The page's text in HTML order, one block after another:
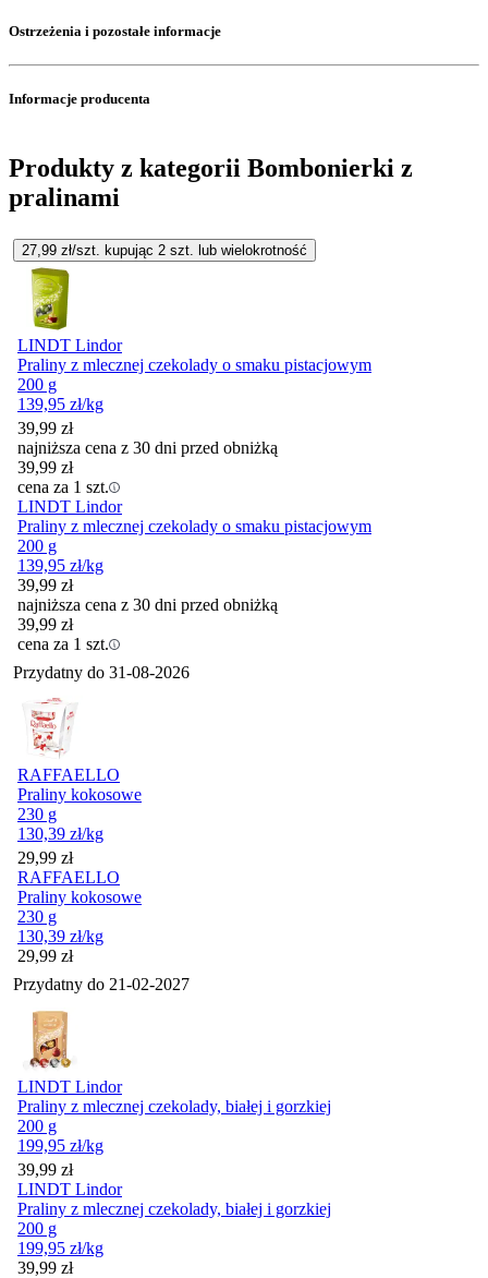
Ostrzeżenia i pozostałe informacje
Informacje producenta
Produkty z kategorii Bombonierki z
pralinami
27,99 zł/szt. kupując 2 szt. lub wielokrotność
LINDT Lindor
Praliny z mlecznej czekolady o smaku pistacjowym
200 g
139,95 zł/kg
39,99 zł
najniższa cena z 30 dni przed obniżką
39,99 zł
cena za 1 szt.
LINDT Lindor
Praliny z mlecznej czekolady o smaku pistacjowym
200 g
139,95 zł/kg
39,99 zł
najniższa cena z 30 dni przed obniżką
39,99 zł
cena za 1 szt.
Przydatny do 31-08-2026
RAFFAELLO
Praliny kokosowe
230 g
130,39 zł/kg
Cena
29,99 zł
RAFFAELLO
Praliny kokosowe
230 g
130,39 zł/kg
Cena
29,99 zł
Przydatny do 21-02-2027
LINDT Lindor
Praliny z mlecznej czekolady, białej i gorzkiej
200 g
199,95 zł/kg
Cena
39,99 zł
LINDT Lindor
Praliny z mlecznej czekolady, białej i gorzkiej
200 g
199,95 zł/kg
Cena
39,99 zł